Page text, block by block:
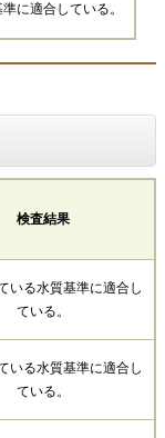
に適合している。
検査結果
いる水質基準に適合し
ている。
いる水質基準に適合し
ている。